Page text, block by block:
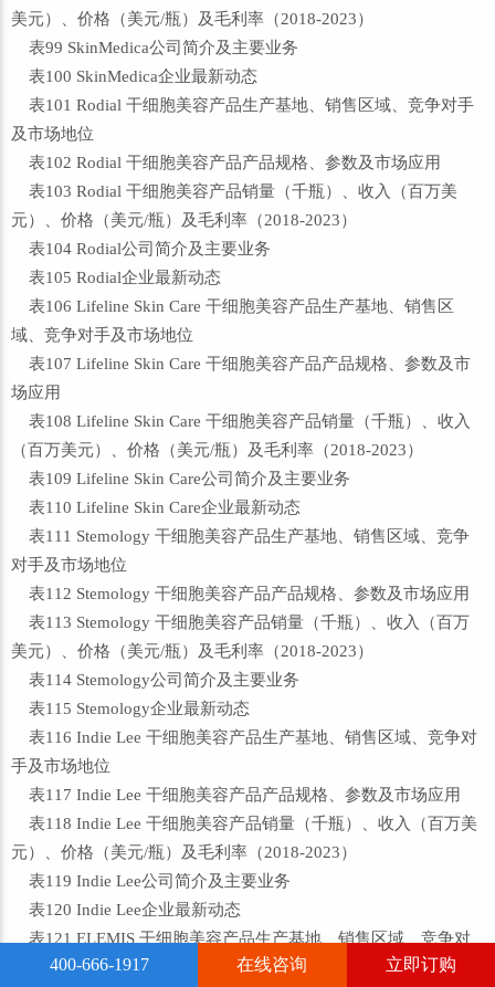
美元）、价格（美元/瓶）及毛利率（2018-2023）
表99 SkinMedica公司简介及主要业务
表100 SkinMedica企业最新动态
表101 Rodial 干细胞美容产品生产基地、销售区域、竞争对手
及市场地位
表102 Rodial 干细胞美容产品产品规格、参数及市场应用
表103 Rodial 干细胞美容产品销量（千瓶）、收入（百万美
元）、价格（美元/瓶）及毛利率（2018-2023）
表104 Rodial公司简介及主要业务
表105 Rodial企业最新动态
表106 Lifeline Skin Care 干细胞美容产品生产基地、销售区
域、竞争对手及市场地位
表107 Lifeline Skin Care 干细胞美容产品产品规格、参数及市
场应用
表108 Lifeline Skin Care 干细胞美容产品销量（千瓶）、收入
（百万美元）、价格（美元/瓶）及毛利率（2018-2023）
表109 Lifeline Skin Care公司简介及主要业务
表110 Lifeline Skin Care企业最新动态
表111 Stemology 干细胞美容产品生产基地、销售区域、竞争
对手及市场地位
表112 Stemology 干细胞美容产品产品规格、参数及市场应用
表113 Stemology 干细胞美容产品销量（千瓶）、收入（百万
美元）、价格（美元/瓶）及毛利率（2018-2023）
表114 Stemology公司简介及主要业务
表115 Stemology企业最新动态
表116 Indie Lee 干细胞美容产品生产基地、销售区域、竞争对
手及市场地位
表117 Indie Lee 干细胞美容产品产品规格、参数及市场应用
表118 Indie Lee 干细胞美容产品销量（千瓶）、收入（百万美
元）、价格（美元/瓶）及毛利率（2018-2023）
表119 Indie Lee公司简介及主要业务
表120 Indie Lee企业最新动态
表121 ELEMIS 干细胞美容产品生产基地、销售区域、竞争对
手及市场地位
400-666-1917 在线咨询 立即订购